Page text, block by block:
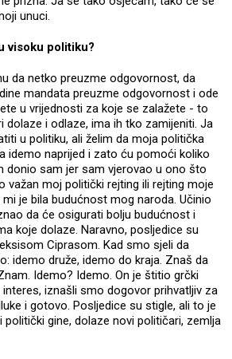
unuci.
visoku politiku?
da netko preuzme odgovornost, da
mandata preuzme odgovornost i ode
u vrijednosti za koje se zalažete - to
dolaze i odlaze, ima ih tko zamijeniti. Ja
u politiku, ali želim da moja politička
idemo naprijed i zato ću pomoći koliko
donio sam jer sam vjerovao u ono što
važan moj politički rejting ili rejting moje
je bila budućnost mog naroda. Učinio
da će osigurati bolju budućnost i
koje dolaze. Naravno, posljedice su
Ciprasom. Kad smo sjeli da
idemo druže, idemo do kraja. Znaš da
Idemo? Idemo. On je štitio grčki
iznašli smo dogovor prihvatljiv za
i gotovo. Posljedice su stigle, ali to je
gine, dolaze novi političari, zemlja